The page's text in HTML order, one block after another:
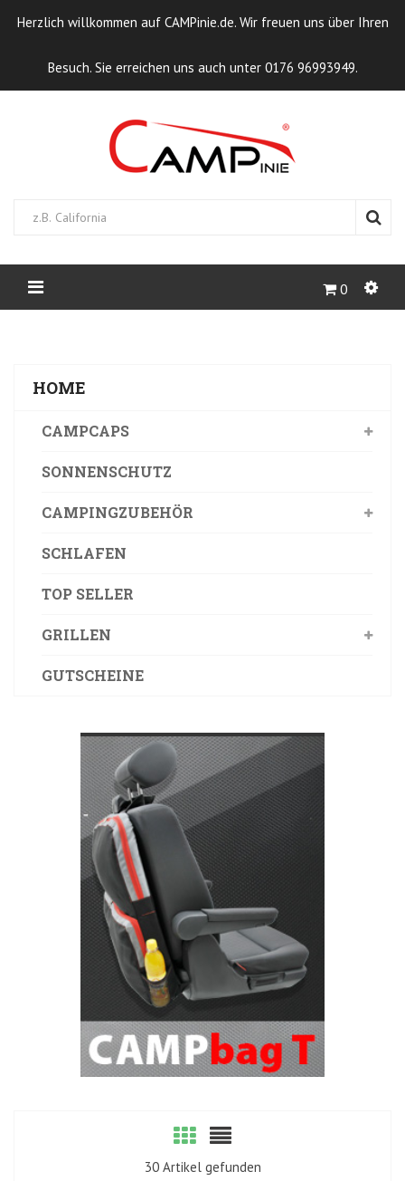
Herzlich willkommen auf CAMPinie.de. Wir freuen uns über Ihren
Besuch. Sie erreichen uns auch unter 0176 96993949.
0
HOME
CAMPCAPS
SONNENSCHUTZ
CAMPINGZUBEHÖR
SCHLAFEN
TOP SELLER
GRILLEN
GUTSCHEINE
30 Artikel gefunden